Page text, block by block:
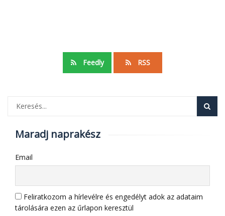
Feedly RSS
Maradj naprakész
Email
Feliratkozom a hírlevélre és engedélyt adok az adataim
tárolására ezen az űrlapon keresztül